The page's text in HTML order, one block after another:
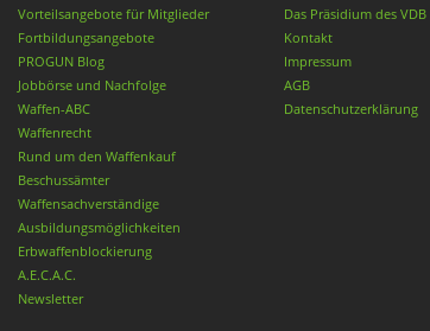
Vorteilsangebote für Mitglieder
Fortbildungsangebote
PROGUN Blog
Jobbörse und Nachfolge
Waffen-ABC
Waffenrecht
Rund um den Waffenkauf
Beschussämter
Waffensachverständige
Ausbildungsmöglichkeiten
Erbwaffenblockierung
A.E.C.A.C.
Newsletter
Das Präsidium des VDB
Kontakt
Impressum
AGB
Datenschutzerklärung